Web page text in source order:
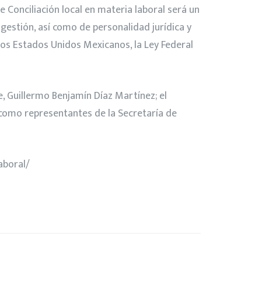
Conciliación local en materia laboral será un
así como de personalidad jurídica y
Estados Unidos Mexicanos, la Ley Federal
Benjamín Díaz Martínez; el
representantes de la Secretaría de